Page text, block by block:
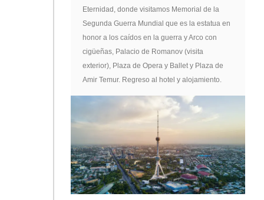
Eternidad, donde visitamos Memorial de la
Segunda Guerra Mundial que es la estatua en
honor a los caídos en la guerra y Arco con
cigüeñas, Palacio de Romanov (visita
exterior), Plaza de Opera y Ballet y Plaza de
Amir Temur. Regreso al hotel y alojamiento.